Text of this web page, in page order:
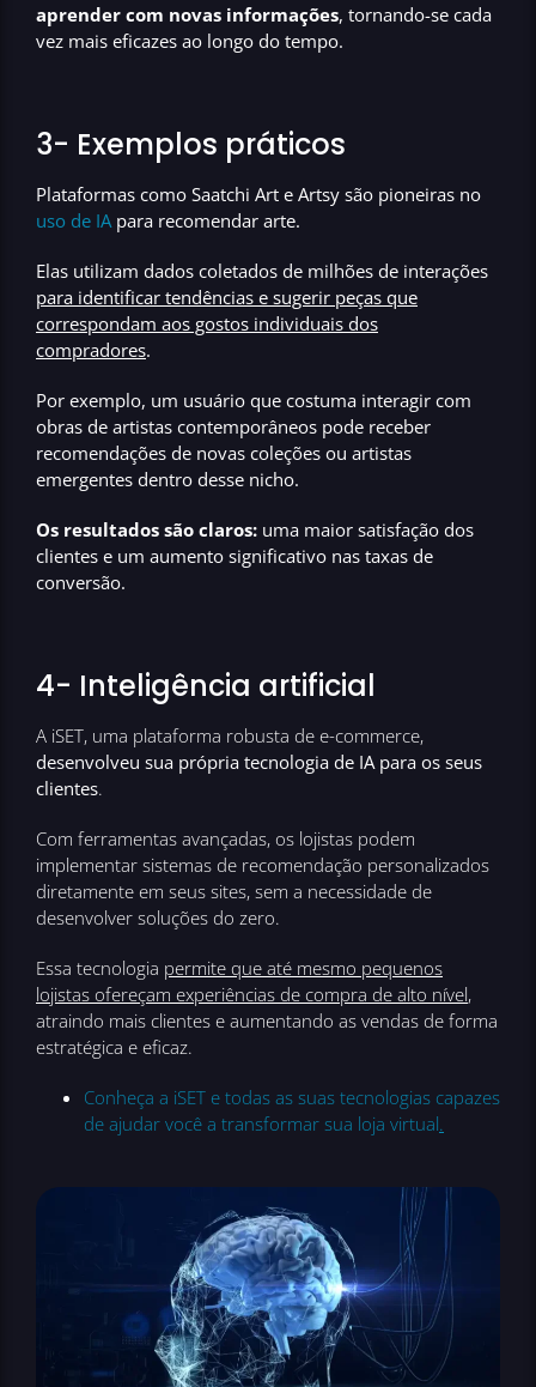
aprender com novas informações, tornando-se cada
vez mais eficazes ao longo do tempo.
3- Exemplos práticos
Plataformas como Saatchi Art e Artsy são pioneiras no
uso de IA para recomendar arte.
Elas utilizam dados coletados de milhões de interações
para identificar tendências e sugerir peças que
correspondam aos gostos individuais dos
compradores.
Por exemplo, um usuário que costuma interagir com
obras de artistas contemporâneos pode receber
recomendações de novas coleções ou artistas
emergentes dentro desse nicho.
Os resultados são claros: uma maior satisfação dos
clientes e um aumento significativo nas taxas de
conversão.
4- Inteligência artificial
A iSET, uma plataforma robusta de e-commerce,
desenvolveu sua própria tecnologia de IA para os seus
clientes.
Com ferramentas avançadas, os lojistas podem
implementar sistemas de recomendação personalizados
diretamente em seus sites, sem a necessidade de
desenvolver soluções do zero.
Essa tecnologia permite que até mesmo pequenos
lojistas ofereçam experiências de compra de alto nível,
atraindo mais clientes e aumentando as vendas de forma
estratégica e eficaz.
Conheça a iSET e todas as suas tecnologias capazes
de ajudar você a transformar sua loja virtual.